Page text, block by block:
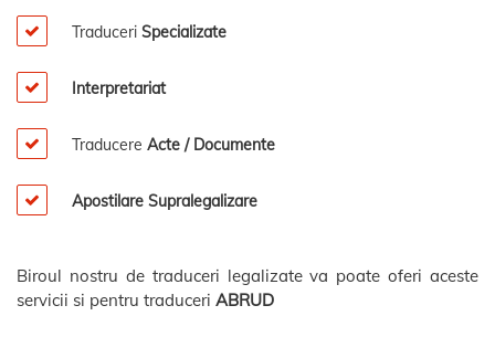
Traduceri Specializate
Interpretariat
Traducere Acte / Documente
Apostilare Supralegalizare
Biroul nostru de traduceri legalizate va poate oferi aceste
servicii si pentru traduceri ABRUD